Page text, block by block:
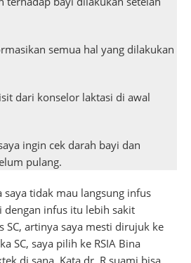
semua hal yang dilakukan
dari konselor laktasi di awal
ingin cek darah bayi dan
pulang.
saya tidak mau langsung infus
dengan infus itu lebih sakit
SC, artinya saya mesti dirujuk ke
SC, saya pilih ke RSIA Bina
di sana. Kata dr. R suami bisa